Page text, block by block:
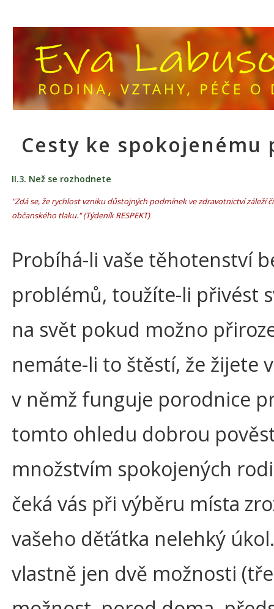
Cesty ke spokojenému
II.3. Než se rozhodnete
"Zdá se, že rychlost vzniku důstojných podmínek ve zdravotnictví záleží
občanského tlaku." (Týdeník RESPEKT)
Probíhá-li vaše těhotenství
problémů, toužíte-li přivést
na svět pokud možno
nemáte-li to štěstí, že žijete
v němž funguje porodnice
tomto ohledu dobrou
množstvím spokojených
čeká vás při výběru místa
vašeho děťátka nelehký
vlastně jen dvě možnosti